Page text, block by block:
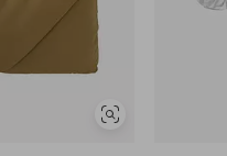
Soortgelijke